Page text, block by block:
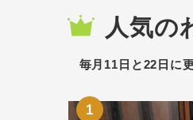
人気の
毎月11日と22日に
1